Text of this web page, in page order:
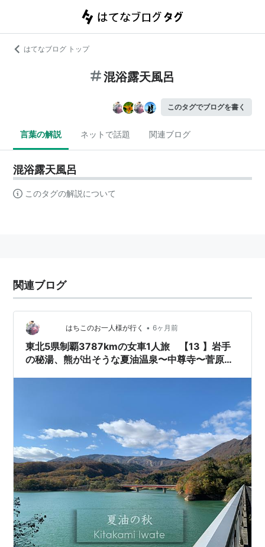
はてなブログ トップ
混浴露天風呂
このタグでブログを書く
言葉の解説 ネットで話題 関連ブログ
混浴露天風呂
このタグの解説について
関連ブログ
はちこのお一人様が行く • 6ヶ月前
東北5県制覇3787kmの女車1人旅 【13 】岩手
の秘湯、熊が出そうな夏油温泉〜中尊寺〜菅原屋